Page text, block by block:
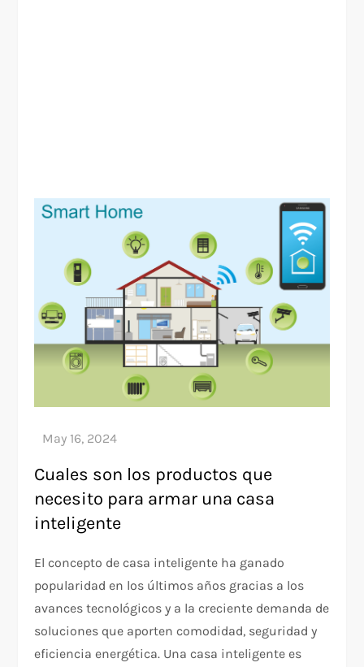
Cuales son los productos que
necesito para armar una casa
inteligente
El concepto de casa inteligente ha ganado
popularidad en los últimos años gracias a los
avances tecnológicos y a la creciente demanda de
soluciones que aporten comodidad, seguridad y
eficiencia energética. Una casa inteligente es